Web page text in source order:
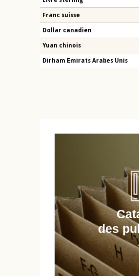
Franc suisse
Dollar canadien
Yuan chinois
Dirham Emirats Arabes Unis
des